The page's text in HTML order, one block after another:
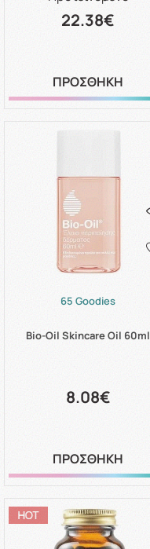
22.38€
ΠΡΟΣΘΗΚΗ
65 Goodies
Bio-Oil Skincare Oil 60ml
8.08€
ΠΡΟΣΘΗΚΗ